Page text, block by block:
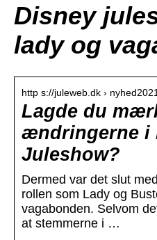
Disney
lady og
http s://juleweb.dk ›
Lagde du
ændringerne i
Juleshow?
Dermed var det slut
rollen som Lady og
vagabonden. Selvom
at stemmerne i …